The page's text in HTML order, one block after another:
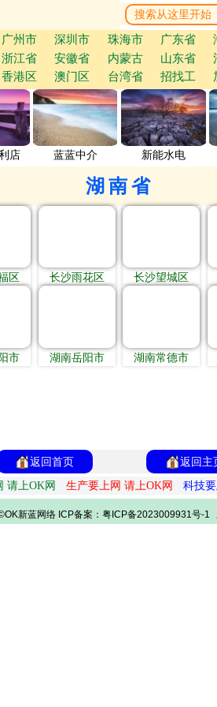
广州市 深圳市 珠海市 广东省
浙江省 安徽省 内蒙古 山东省
香港区 澳门区 台湾省 招找工
店 蓝蓝中介 新能水电
湖南省
区 长沙雨花区 长沙望城区
市 湖南岳阳市 湖南常德市
返回首页
返回主
请上OK网 生产要上网 请上OK网 科技
新蓝网络 ICP备案：粤ICP备2023009931号-1